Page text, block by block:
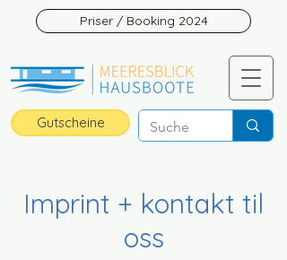
Gutscheine
Priser / Booking 2024
Imprint + kontakt til
oss